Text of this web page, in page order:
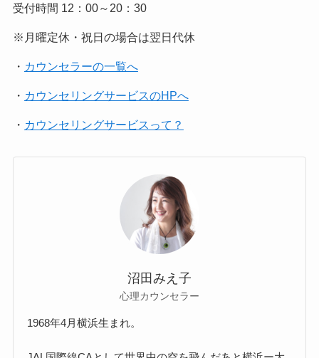
受付時間 12：00～20：30
※月曜定休・祝日の場合は翌日代休
・ カウンセラーの一覧へ
・ カウンセリングサービスのHPへ
・ カウンセリングサービスって？
沼田みえ子
心理カウンセラー
1968年4月横浜生まれ。